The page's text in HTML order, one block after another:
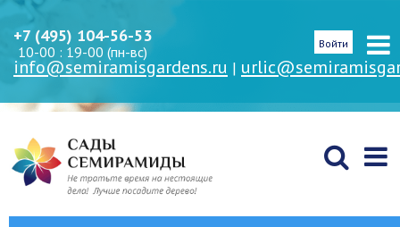
+7 (495) 104-56-53
10-00 : 19-00 (пн-вс)
info@semiramisgardens.ru |
Войти